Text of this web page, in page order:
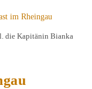
die Kapitänin Bianka